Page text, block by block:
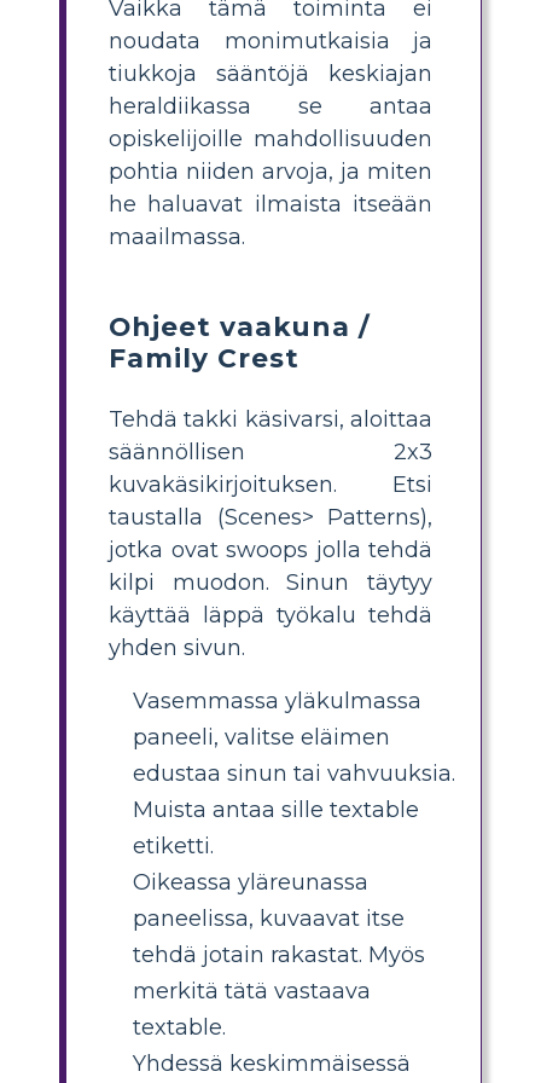
Vaikka tämä toiminta ei
noudata monimutkaisia ​​ja
tiukkoja sääntöjä keskiajan
heraldiikassa se antaa
opiskelijoille mahdollisuuden
pohtia niiden arvoja, ja miten
he haluavat ilmaista itseään
maailmassa.
Ohjeet vaakuna /
Family Crest
Tehdä takki käsivarsi, aloittaa
säännöllisen 2x3
kuvakäsikirjoituksen. Etsi
taustalla (Scenes> Patterns),
jotka ovat swoops jolla tehdä
kilpi muodon. Sinun täytyy
käyttää läppä työkalu tehdä
yhden sivun.
Vasemmassa yläkulmassa
paneeli, valitse eläimen
edustaa sinun tai vahvuuksia.
Muista antaa sille textable
etiketti.
Oikeassa yläreunassa
paneelissa, kuvaavat itse
tehdä jotain rakastat. Myös
merkitä tätä vastaava
textable.
Yhdessä keskimmäisessä